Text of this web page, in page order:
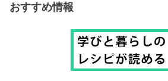
おすすめ情報